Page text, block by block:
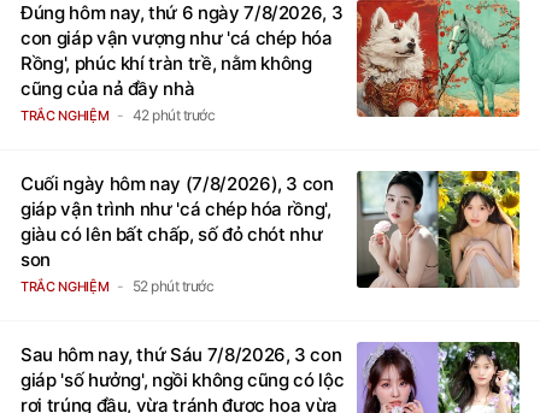
Đúng hôm nay, thứ 6 ngày 7/8/2026, 3
con giáp vận vượng như 'cá chép hóa
Rồng', phúc khí tràn trề, nằm không
cũng của nả đầy nhà
TRẮC NGHIỆM 42 phút trước
Cuối ngày hôm nay (7/8/2026), 3 con
giáp vận trình như 'cá chép hóa rồng',
giàu có lên bất chấp, số đỏ chót như
son
TRẮC NGHIỆM 52 phút trước
Sau hôm nay, thứ Sáu 7/8/2026, 3 con
giáp 'số hưởng', ngồi không cũng có lộc
rơi trúng đầu, vừa tránh được họa vừa